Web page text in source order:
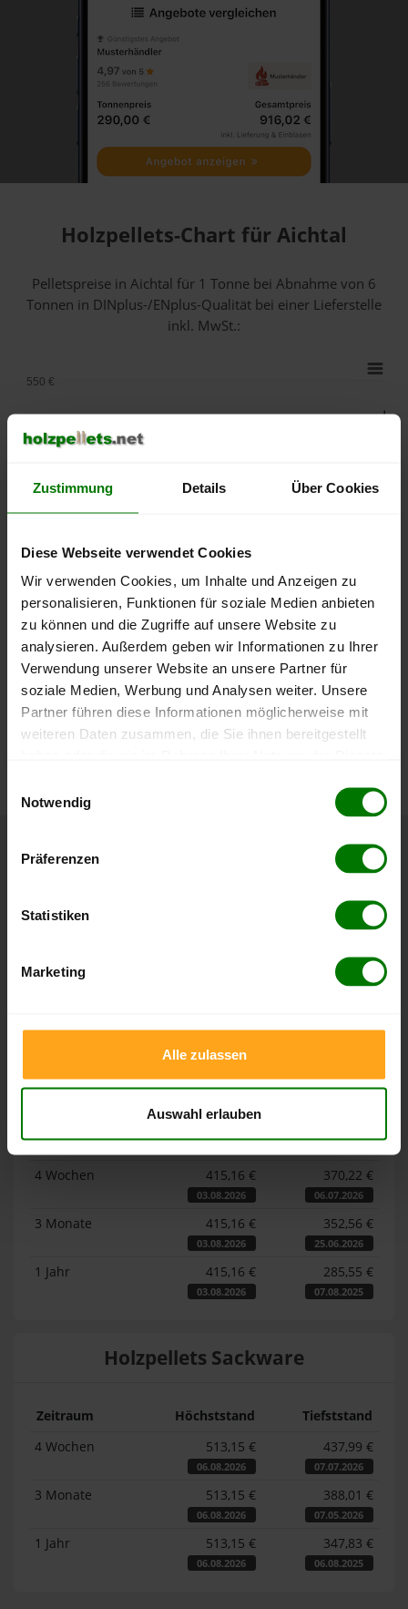
Zustimmung Details Über Cookies
Diese Webseite verwendet Cookies
Wir verwenden Cookies, um Inhalte und Anzeigen zu
personalisieren, Funktionen für soziale Medien anbieten
zu können und die Zugriffe auf unsere Website zu
analysieren. Außerdem geben wir Informationen zu Ihrer
Verwendung unserer Website an unsere Partner für
soziale Medien, Werbung und Analysen weiter. Unsere
Partner führen diese Informationen möglicherweise mit
weiteren Daten zusammen, die Sie ihnen bereitgestellt
Notwendig
Präferenzen
Statistiken
Marketing
Alle zulassen
Auswahl erlauben
Holzpellets-Chart für Aichtal
Pelletspreise in Aichtal für 1 Tonne bei Abnahmevon 6
Tonnen in DINplus-/ENplus-Qualität bei einer Lieferstelle
inkl. MwSt.:
lose Ware Sackware
September
Januar
Mai
250 €
350 €
550 €
Die aktuelle Preisentwicklung für Holzpellets in Deutschland
können Sie jederzeit auf unsererPelletspreise-Seite
Höchst- und Tiefststände der
Pelletspreise für lose Holzpellets und Holzpellets
Sackware in Aichtal
. Das dazugehörige Datum zeigt, wann
wurde.
Lose Holzpellets
Zeitraum Höchststand
Tiefststand
4 Wochen
415,16 €
03.08.2026
370,22 €
06.07.2026
3 Monate 415,16 €
03.08.2026
352,56 €
25.06.2026
1 Jahr 415,16 €
03.08.2026
285,55 €
07.08.2025
Holzpellets Sackware
Zeitraum Höchststand
Tiefststand
4 Wochen
513,15 €
06.08.2026
437,99 €
07.07.2026
3 Monate 513,15 €
06.08.2026
388,01 €
07.05.2026
1 Jahr 513,15 €
06.08.2026
347,83 €
06.08.2025